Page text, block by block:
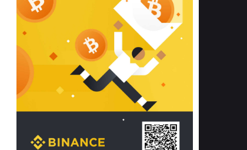
thêm các nghiên cứu khoa học về tác
động của giấc ngủ và môi trường
phòng ngủ đối với sức khỏe con
người tại Sleep Foundation (External
Link) để có cái nhìn toàn diện hơn.
2. Các tiêu chí vàng khi lựa chọn
chăn ga gối đệm cao cấp cho phòng
ngủ
Để sở hữu một bộ chăn ga gối đệm
cao cấp hoàn hảo cả về thẩm mỹ lẫn
công năng, người tiêu dùng cần cân
nhắc kỹ lưỡng các tiêu chí quan trọng